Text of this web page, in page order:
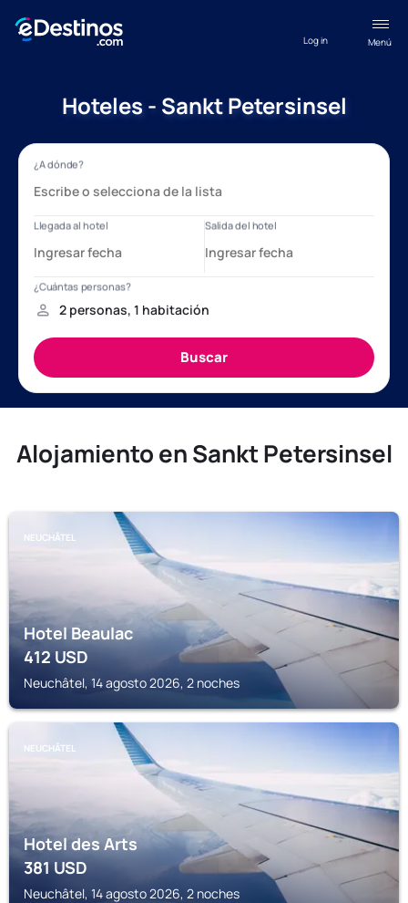
Menú
Log in
Hoteles - Sankt Petersinsel
Alojamiento en Sankt Petersinsel
NEUCHÂTEL
Hotel Beaulac
412USD
Neuchâtel, 14 agosto 2026, 2 noches
NEUCHÂTEL
Hotel des Arts
381USD
Neuchâtel, 14 agosto 2026, 2 noches